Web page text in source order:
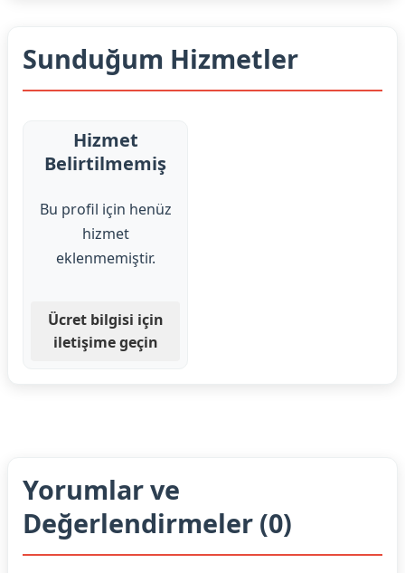
Sunduğum Hizmetler
Hizmet
Belirtilmemiş
Bu profil için henüz
hizmet
eklenmemiştir.
Ücret bilgisi için
iletişime geçin
Yorumlar ve
Değerlendirmeler (0)